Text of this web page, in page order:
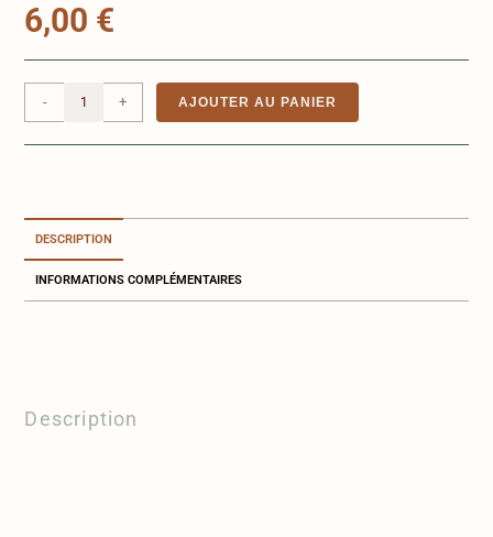
6,00 €
- + AJOUTER AU PANIER
DESCRIPTION
INFORMATIONS COMPLÉMENTAIRES
Description